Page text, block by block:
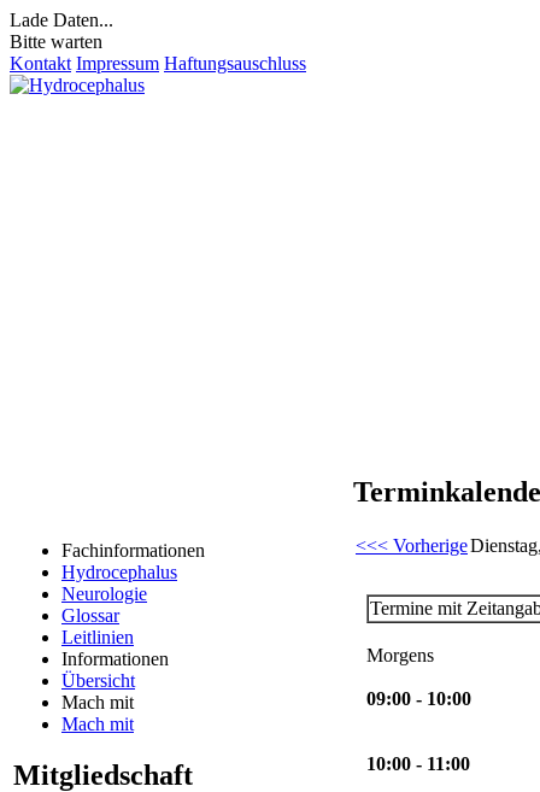
Lade Daten...
Bitte warten
Kontakt Impressum Haftungsauschluss
Fachinformationen
Hydrocephalus
Neurologie
Glossar
Leitlinien
Informationen
Übersicht
Mach mit
Mach mit
Mitgliedschaft
<<< Vorherige
Termine mit
Morgens
09:00 - 10:00
10:00 - 11:00